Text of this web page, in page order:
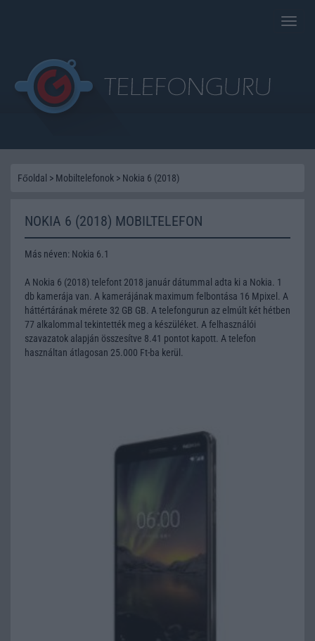
Toggle
Főoldal > Mobiltelefonok > Nokia 6 (2018)
NOKIA 6 (2018) MOBILTELEFON
Más néven: Nokia 6.1
A Nokia 6 (2018) telefont 2018 január dátummal adta ki a Nokia. 1
db kamerája van. A kamerájának maximum felbontása 16 Mpixel. A
háttértárának mérete 32 GB GB. A telefongurun az elmúlt két hétben
77 alkalommal tekintették meg a készüléket. A felhasználói
szavazatok alapján összesítve 8.41 pontot kapott. A telefon
használtan átlagosan 25.000 Ft-ba kerül.